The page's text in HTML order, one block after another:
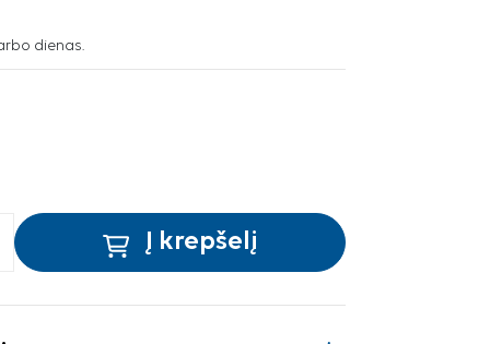
dienas.
Į krepšelį